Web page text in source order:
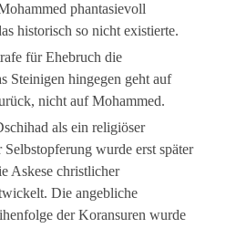
phantasievoll
historisch so nicht existierte.
für Ehebruch die
Steinigen hingegen geht auf
nicht auf Mohammed.
als ein religiöser
wurde erst später
Askese christlicher
Die angebliche
der Koransuren wurde